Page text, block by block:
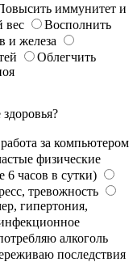
иммунитет и
вес
Восполнить
и железа
Облегчить
за компьютером
физические
6 часов в сутки)
тревожность
гипертония,
алкоголь
последствия